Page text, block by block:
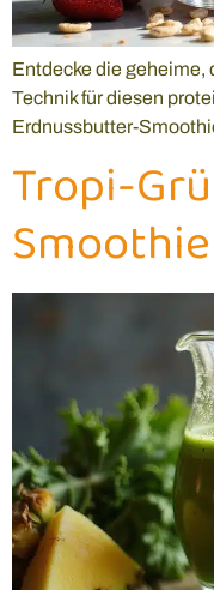
Entdecke die geheime,
Technik für diesen
Erdnussbutter-
Tropi-
Smoothie